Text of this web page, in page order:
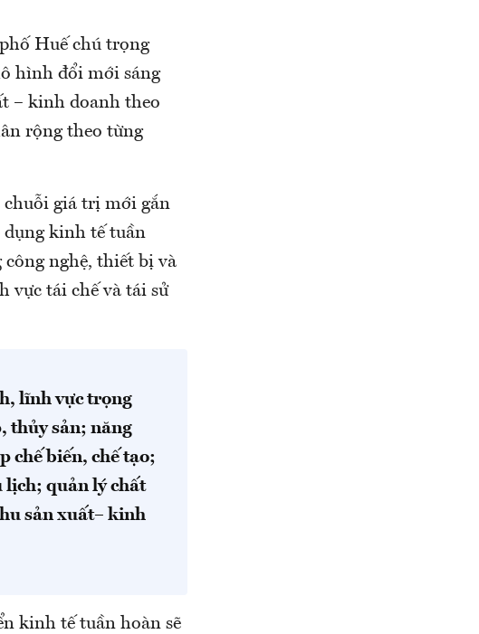
Huế chú trọng
hình đổi mới sáng
– kinh doanh theo
rộng theo từng
chuỗi giá trị mới gắn
dụng kinh tế tuần
nghệ, thiết bị và
vực tái chế và tái sử
lĩnh vực trọng
thủy sản; năng
chế biến, chế tạo;
lịch; quản lý chất
sản xuất– kinh
kinh tế tuần hoàn sẽ